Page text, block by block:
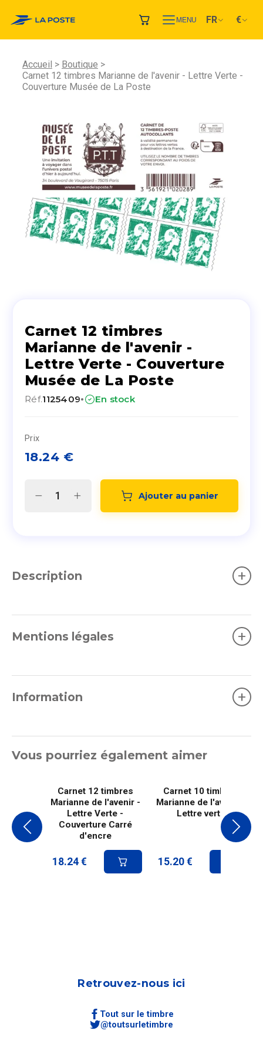
MENU FR €
Accueil
Boutique
Carnet 12 timbres Marianne de l'avenir - Lettre Verte -
Couverture Musée de La Poste
Carnet 12 timbres
Marianne de l'avenir -
Lettre Verte - Couverture
Musée de La Poste
Réf.1125409· En stock
Prix
18.24 €
Ajouter au panier
Description +
Mentions légales +
Information +
Vous pourriez également aimer
Carnet 12 timbres
Marianne de l'avenir -
Lettre Verte -
Couverture Carré
d'encre
18.24 €
Carnet 10 timbres
Marianne de l'avenir -
Lettre verte
15.20 €
Retrouvez-nous ici
Tout sur le timbre
@toutsurletimbre